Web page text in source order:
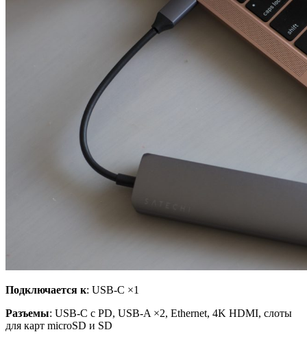
Подключается к: USB-C ×1
Разъемы: USB-C с PD, USB-A ×2, Ethernet, 4K HDMI, слоты
для карт microSD и SD